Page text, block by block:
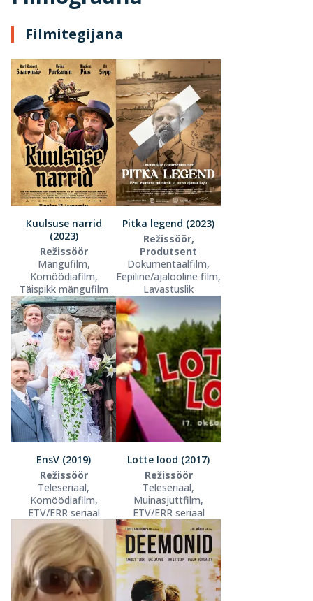
Filmitegijana
Kuulsuse narrid
(2023)
Režissöör
Mängufilm,
Komöödiafilm,
Täispikk mängufilm
Pitka legend (2023)
Režissöör,
Produtsent
Dokumentaalfilm,
Eepiline/ajalooline film,
Lavastuslik
EnsV (2019)
Režissöör
Teleseriaal,
Komöödiafilm,
ETV/ERR seriaal
Lotte lood (2017)
Režissöör
Teleseriaal,
Muinasjuttfilm,
ETV/ERR seriaal